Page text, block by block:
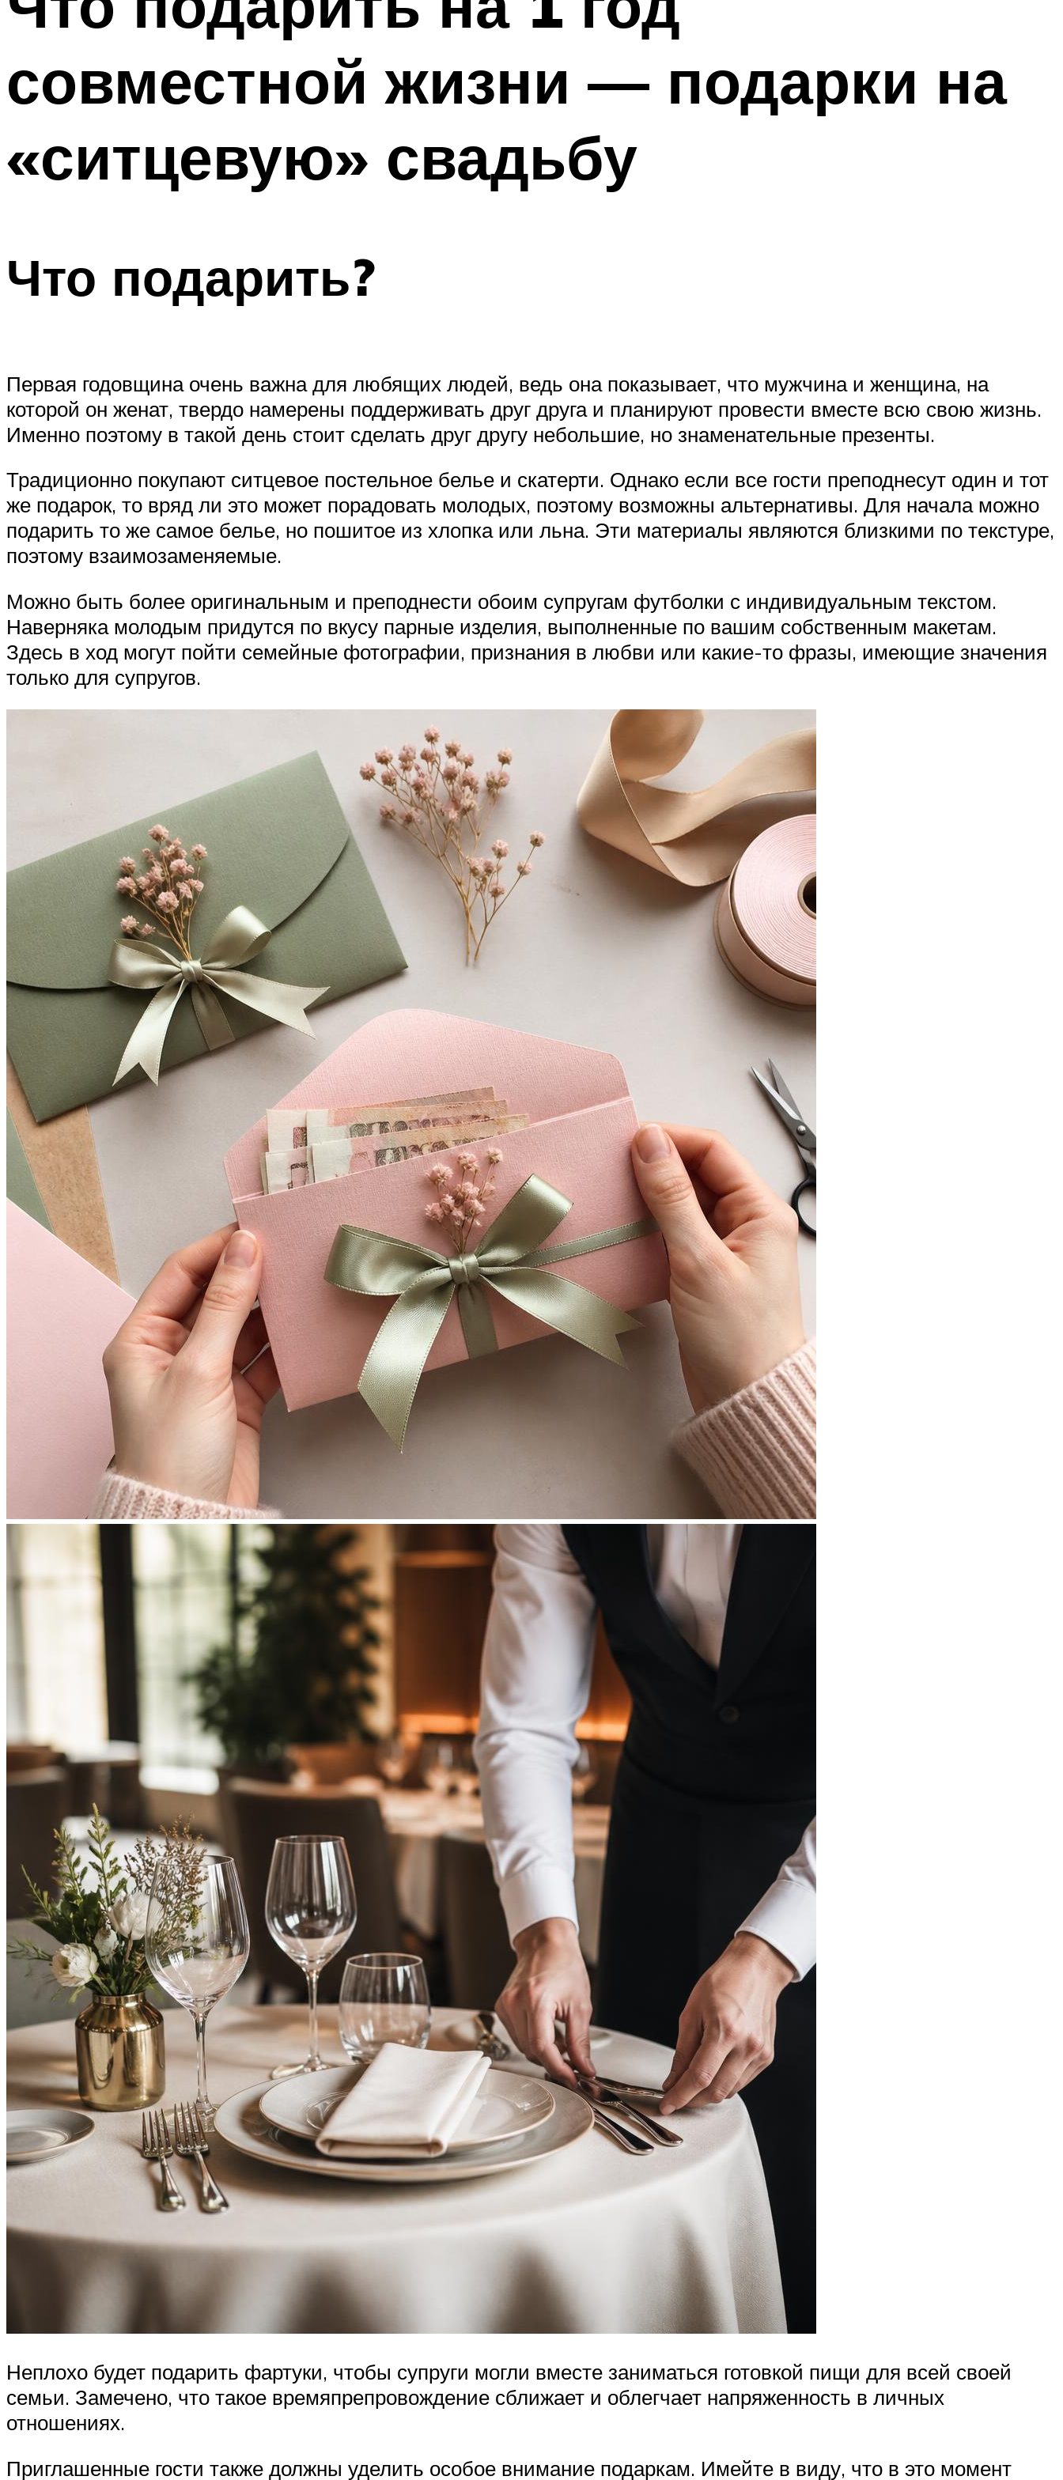
совместной жизни — подарки на
«ситцевую» свадьбу
Что подарить?
Первая годовщина очень важна для любящих людей, ведь она показывает, что мужчина и женщина, на
которой он женат, твердо намерены поддерживать друг друга и планируют провести вместе всю свою жизнь.
Именно поэтому в такой день стоит сделать друг другу небольшие, но знаменательные презенты.
Традиционно покупают ситцевое постельное белье и скатерти. Однако если все гости преподнесут один и тот
же подарок, то вряд ли это может порадовать молодых, поэтому возможны альтернативы. Для начала можно
подарить то же самое белье, но пошитое из хлопка или льна. Эти материалы являются близкими по текстуре,
поэтому взаимозаменяемые.
Можно быть более оригинальным и преподнести обоим супругам футболки с индивидуальным текстом.
Наверняка молодым придутся по вкусу парные изделия, выполненные по вашим собственным макетам.
Здесь в ход могут пойти семейные фотографии, признания в любви или какие-то фразы, имеющие значения
только для супругов.
Неплохо будет подарить фартуки, чтобы супруги могли вместе заниматься готовкой пищи для всей своей
семьи. Замечено, что такое времяпрепровождение сближает и облегчает напряженность в личных
отношениях.
Приглашенные гости также должны уделить особое внимание подаркам. Имейте в виду, что в это момент